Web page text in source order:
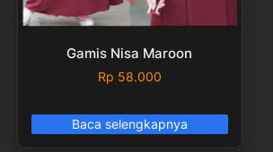
Gamis Nisa Maroon
Rp 58.000
Baca selengkapnya